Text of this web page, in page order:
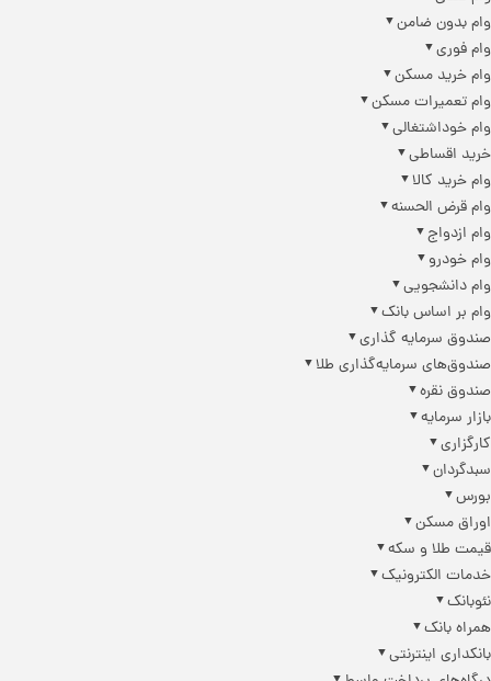
وام بدون ضامن
وام فوری
وام خرید مسکن
وام تعمیرات مسکن
وام خوداشتغالی
خرید اقساطی
وام خرید کالا
وام قرض الحسنه
وام ازدواج
وام خودرو
وام دانشجویی
وام بر اساس بانک
صندوق سرمایه گذاری
صندوق‌های سرمایه‌گذاری طلا
صندوق نقره
بازار سرمایه
کارگزاری
سبدگردان
بورس
اوراق مسکن
قیمت طلا و سکه
خدمات الکترونیک
نئوبانک
همراه بانک
بانکداری اینترنتی